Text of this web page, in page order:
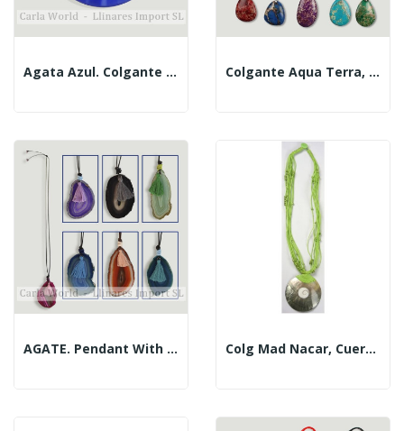
Agata Azul. Colgante Disco. 15mm Colgante Aqua Terra, Colores Surtidos
AGATE. Pendant With Pompom And Cord. Assorted... Colg Mad Nacar, Cuerda Mod 07, 48cm